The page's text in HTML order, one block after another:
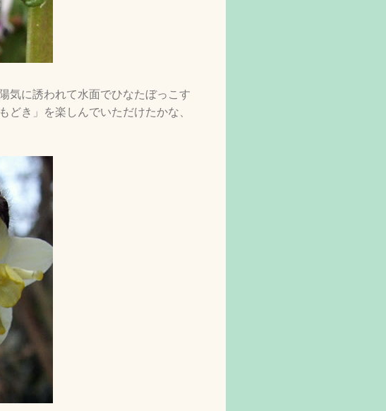
気に誘われて水面でひなたぼっこす
き」を楽しんでいただけたかな、